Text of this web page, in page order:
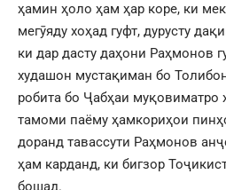
ҳамин ҳоло ҳам ҳар коре, ки
мегӯяду хоҳад гуфт, дурусту
ки дар дасту даҳони Раҳмонов
худашон мустақиман бо
робита бо Ҷабҳаи муқовиматро
тамоми паёму ҳамкориҳои
доранд тавассути Раҳмонов
ҳам карданд, ки бигзор
бошад.